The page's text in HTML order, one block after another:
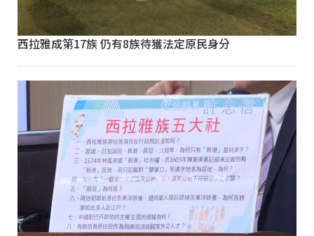
西拉雅成第17族 仍有8族待獲法定原民身分